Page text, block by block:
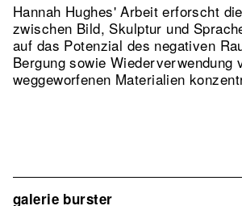
Hannah Hughes' Arbeit erforscht
zwischen Bild, Skulptur und
auf das Potenzial des negativen
Bergung sowie Wiederverwendung
weggeworfenen Materialien
galerie burster